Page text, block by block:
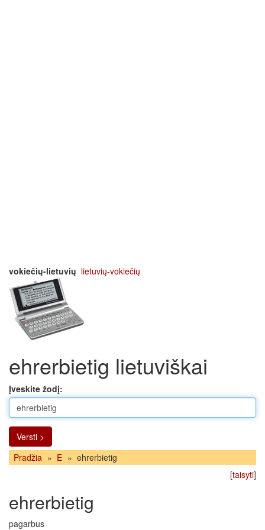
vokiečių-lietuvių lietuvių-vokiečių
ehrerbietig lietuviškai
Įveskite žodį:
Versti >
Pradžia » E » ehrerbietig
[taisyti]
ehrerbietig
pagarbus